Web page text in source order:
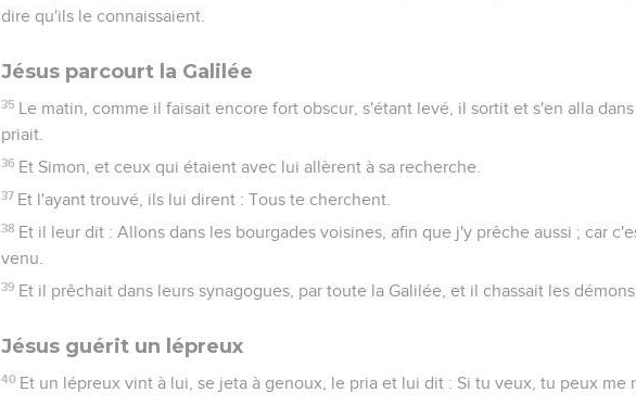
dire qu'ils le connaissaient.
Jésus parcourt la Galilée
35 Le matin, comme il faisait encore fort obscur, s'étant levé, il sortit et s'en alla
priait.
36 Et Simon, et ceux qui étaient avec lui allèrent à sa recherche.
37 Et l'ayant trouvé, ils lui dirent : Tous te cherchent.
38 Et il leur dit : Allons dans les bourgades voisines, afin que j'y prêche aussi ; car
venu.
39 Et il prêchait dans leurs synagogues, par toute la Galilée, et il chassait les démons.
Jésus guérit un lépreux
40 Et un lépreux vint à lui, se jeta à genoux, le pria et lui dit : Si tu veux, tu peux me